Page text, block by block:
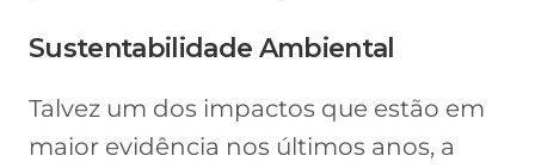
Sustentabilidade Ambiental
Talvez um dos impactos que estão em
maior evidência nos últimos anos, a